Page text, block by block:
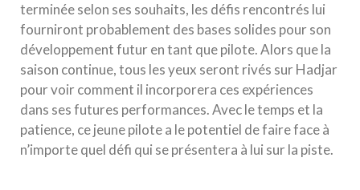
terminée selon ses souhaits, les défis rencontrés lui
fourniront probablement des bases solides pour son
développement futur en tant que pilote. Alors que la
saison continue, tous les yeux seront rivés sur Hadjar
pour voir comment il incorporera ces expériences
dans ses futures performances. Avec le temps et la
patience, ce jeune pilote a le potentiel de faire face à
n’importe quel défi qui se présentera à lui sur la piste.